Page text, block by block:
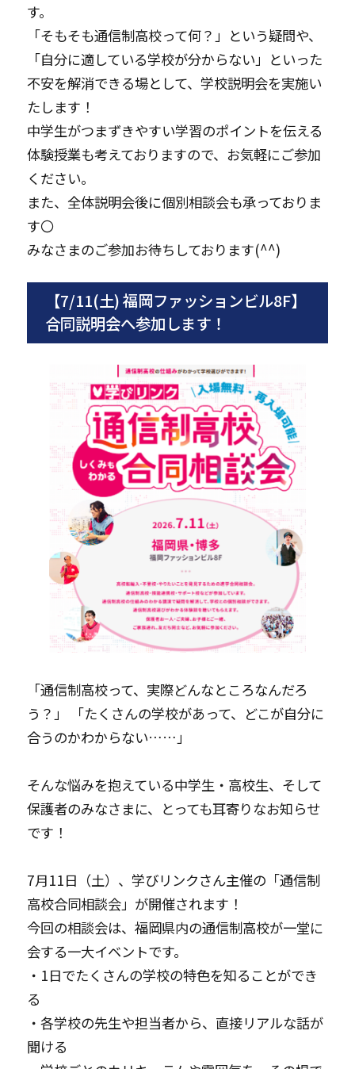
す。
「そもそも通信制高校って何？」という疑問や、
「自分に適している学校が分からない」といった
不安を解消できる場として、学校説明会を実施い
たします！
中学生がつまずきやすい学習のポイントを伝える
体験授業も考えておりますので、お気軽にご参加
ください。
また、全体説明会後に個別相談会も承っておりま
す〇
みなさまのご参加お待ちしております(^^)
【7/11(土) 福岡ファッションビル8F】
合同説明会へ参加します！
「通信制高校って、実際どんなところなんだろ
う？」 「たくさんの学校があって、どこが自分に
合うのかわからない……」
そんな悩みを抱えている中学生・高校生、そして
保護者のみなさまに、とっても耳寄りなお知らせ
です！
7月11日（土）、学びリンクさん主催の「通信制
高校合同相談会」が開催されます！
今回の相談会は、福岡県内の通信制高校が一堂に
会する一大イベントです。
・1日でたくさんの学校の特色を知ることができ
る
・各学校の先生や担当者から、直接リアルな話が
聞ける